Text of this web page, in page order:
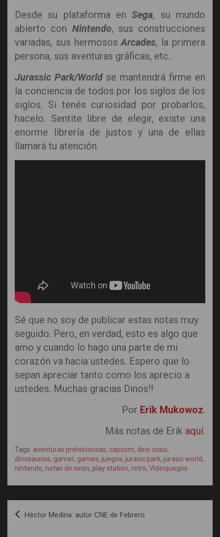
Desde su plataforma enSega, su mundo
abierto con Nintendo, sus construcciones
variadas, sus hermososArcades, la primera
persona, sus aventuras gráficas, etc..
Jurassic Park/Worldse mantendrá firme en
la conciencia de todos por los siglos de los
siglos. Si tenés curiosidad por probarlos,
hacelo. Sentite libre de elegir, existe una
enorme librería de justos y una de ellas
llamará tu atención.
Sé que no soy de publicar estas notas muy
seguido. Pero, en verdad, esto es algo que
amo y cuando lo hago una parte de mi
corazón va hacia ustedes. Espero que lo
sepan apreciar tanto como los aprecio a
ustedes. Muchas gracias Dinos!!
Por Erik Mukowoz.
Más notas de Erik aquí.
Tags: aventuras prehistoricas, capcom, dino crisis,
dinosaurios, gamer, games, juegos, jurasic park, jurasic world,
nintendo, notas de neon, play station, retro, Videojuegos
Post
navigation
Héctor Medina: autor CNE de Febrero